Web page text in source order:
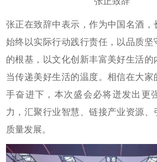
张正在致辞中表示，作为中国名酒，
始终以实际行动践行责任，以品质坚
的根基，以文化创新丰富美好生活的
当传递美好生活的温度。相信在大家
手奋进下，本次盛会必将迸发出更
力，汇聚行业智慧、链接产业资源、
质量发展。